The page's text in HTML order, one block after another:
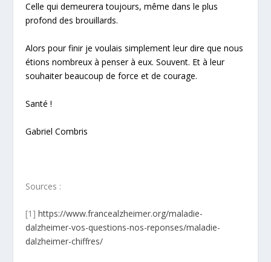
Celle qui demeurera toujours, même dans le plus
profond des brouillards.
Alors pour finir je voulais simplement leur dire que nous
étions nombreux à penser à eux. Souvent. Et à leur
souhaiter beaucoup de force et de courage.
Santé !
Gabriel Combris
Sources :
[1]https://www.francealzheimer.org/maladie-
dalzheimer-vos-questions-nos-reponses/maladie-
dalzheimer-chiffres/